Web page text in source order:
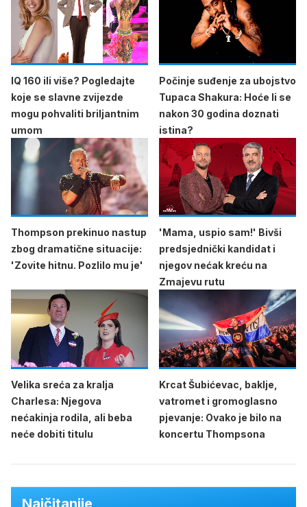
IQ 160 ili više? Pogledajte
koje se slavne zvijezde
mogu pohvaliti briljantnim
umom
Počinje suđenje za ubojstvo
Tupaca Shakura: Hoće li se
nakon 30 godina doznati
istina?
Thompson prekinuo nastup
zbog dramatične situacije:
'Zovite hitnu. Pozlilo mu je'
'Mama, uspio sam!' Bivši
predsjednički kandidat i
njegov nećak kreću na
Zmajevu rutu
Velika sreća za kralja
Charlesa: Njegova
nećakinja rodila, ali beba
neće dobiti titulu
Krcat Šubićevac, baklje,
vatromet i gromoglasno
pjevanje: Ovako je bilo na
koncertu Thompsona
Najčitanije